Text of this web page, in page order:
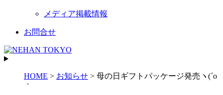
メディア掲載情報
お問合せ
HOME > お知らせ > 母の日ギフトパッケージ発売ヽ(´o
｀